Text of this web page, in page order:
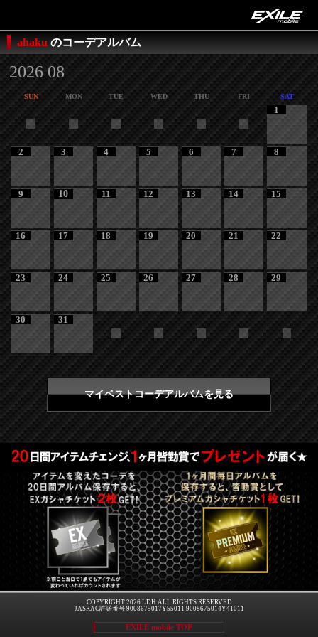
ahaku のコーデアルバム
2026 08
SUN MON TUE WED THU FRI SAT
1
2 3 4 5 6 7 8
9 10 11 12 13 14 15
16 17 18 19 20 21 22
23 24 25 26 27 28 29
30 31
マイベストコーデアルバムを見る
COPYRIGHT 2026 LDH ALL RIGHTS RESERVED
JASRAC許諾番号 9008675017Y55011 9008675014Y41011
EXILE mobile TOP